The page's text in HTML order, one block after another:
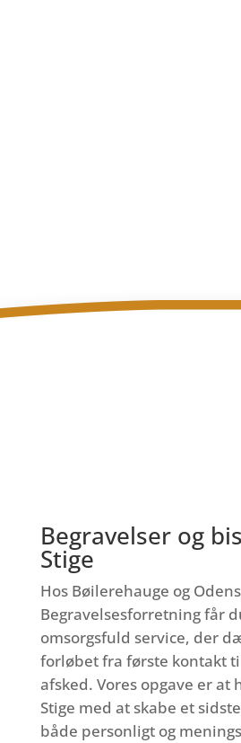
Begravelser og
Stige
Hos Bøilerehauge og
Begravelsesforretning får
omsorgsfuld service, der
forløbet fra første kontakt
afsked. Vores opgave er
Stige med at skabe et
både personligt og